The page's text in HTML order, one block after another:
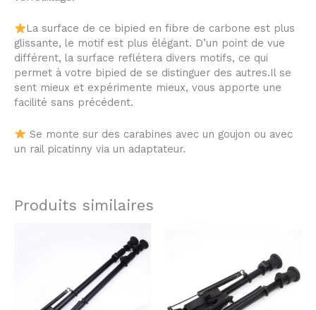
La surface de ce bipied en fibre de carbone est plus
glissante, le motif est plus élégant. D’un point de vue
différent, la surface reflétera divers motifs, ce qui
permet à votre bipied de se distinguer des autres.Il se
sent mieux et expérimente mieux, vous apporte une
facilité sans précédent.
Se monte sur des carabines avec un goujon ou avec
un rail picatinny via un adaptateur.
Produits similaires